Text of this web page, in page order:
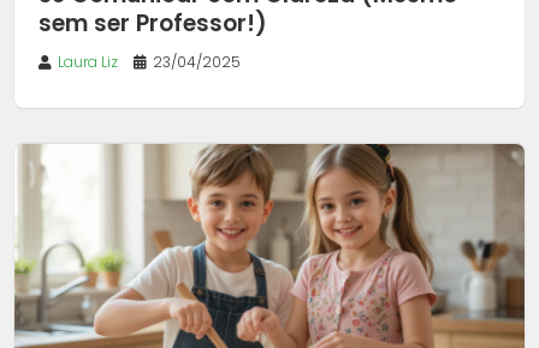
sem ser Professor!)
Laura Liz 23/04/2025